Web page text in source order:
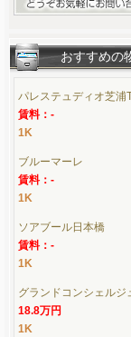
おすすめの
パレステュディオ芝浦
賃料：-
1K
ブルーマーレ
賃料：-
1K
ソアブール日本橋
賃料：-
1K
グランドコンシェルジ
18.8万円
1K